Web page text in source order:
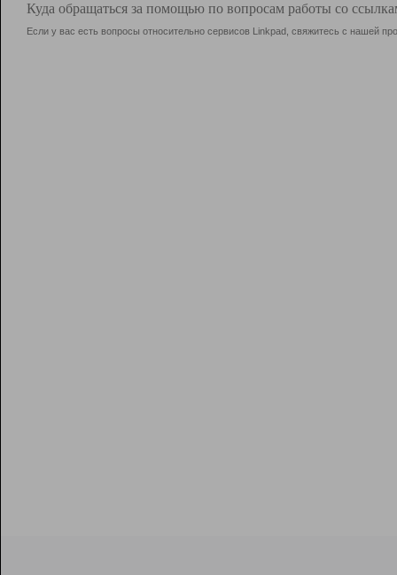
Куда обращаться за помощью по вопросам работы со
Если у вас есть вопросы относительно сервисов Linkpad, свяжитесь с нашей